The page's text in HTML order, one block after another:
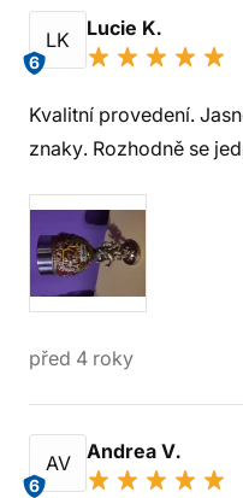
LK
6
Lucie K.
Kvalitní provedení.
znaky. Rozhodně se
před 4 roky
AV
6
Andrea V.